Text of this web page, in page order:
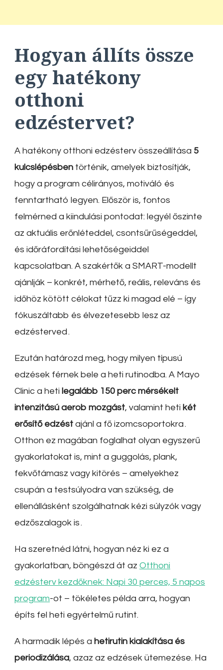
Hogyan állíts össze
egy hatékony
otthoni
edzéstervet?
A hatékony otthoni edzésterv összeállítása 5
kulcslépésben történik, amelyek biztosítják,
hogy a program célirányos, motiváló és
fenntartható legyen. Először is, fontos
felmérned a kiindulási pontodat: legyél őszinte
az aktuális erőnléteddel, csontsűrűségeddel,
és időráfordítási lehetőségeiddel
kapcsolatban. A szakértők a SMART-modellt
ajánlják – konkrét, mérhető, reális, releváns és
időhöz kötött célokat tűzz ki magad elé – így
fókuszáltabb és élvezetesebb lesz az
edzésterved .
Ezután határozd meg, hogy milyen típusú
edzések férnek bele a heti rutinodba. A Mayo
Clinic a heti legalább 150 perc mérsékelt
intenzitású aerob mozgást, valamint heti két
erősítő edzést ajánl a fő izomcsoportokra .
Otthon ez magában foglalhat olyan egyszerű
gyakorlatokat is, mint a guggolás, plank,
fekvőtámasz vagy kitörés – amelyekhez
csupán a testsúlyodra van szükség, de
ellenállásként szolgálhatnak kézi súlyzók vagy
edzőszalagok is .
Ha szeretnéd látni, hogyan néz ki ez a
gyakorlatban, böngészd át az Otthoni
edzésterv kezdőknek: Napi 30 perces, 5 napos
program-ot – tökéletes példa arra, hogyan
építs fel heti egyértelmű rutint.
A harmadik lépés a hetirutin kialakítása és
periodizálása, azaz az edzések ütemezése. Ha